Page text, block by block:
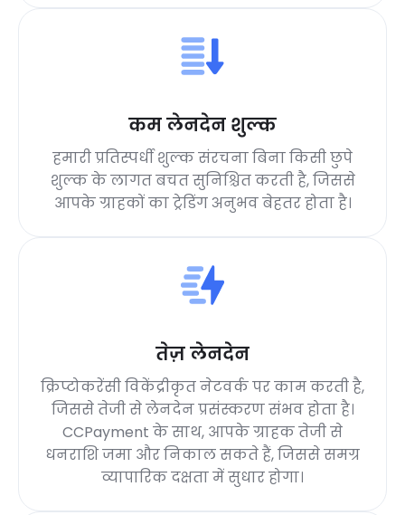
कम लेनदेन शुल्क
हमारी प्रतिस्पर्धी शुल्क संरचना बिना किसी छुपे
शुल्क के लागत बचत सुनिश्चित करती है, जिससे
आपके ग्राहकों का ट्रेडिंग अनुभव बेहतर होता है।
तेज़ लेनदेन
क्रिप्टोकरेंसी विकेंद्रीकृत नेटवर्क पर काम करती है,
जिससे तेजी से लेनदेन प्रसंस्करण संभव होता है।
CCPayment के साथ, आपके ग्राहक तेजी से
धनराशि जमा और निकाल सकते हैं, जिससे समग्र
व्यापारिक दक्षता में सुधार होगा।